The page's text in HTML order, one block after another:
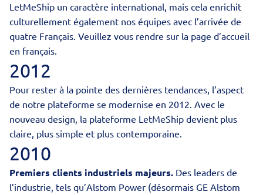
LetMeShip un caractère international, mais cela enrichit
culturellement également nos équipes avec l’arrivée de
quatre Français. Veuillez vous rendre sur la page d’accueil
en français.
2012
Pour rester à la pointe des dernières tendances, l’aspect
de notre plateforme se modernise en 2012. Avec le
nouveau design, la plateforme LetMeShip devient plus
claire, plus simple et plus contemporaine.
2010
Premiers clients industriels majeurs. Des leaders de
l’industrie, tels qu’Alstom Power (désormais GE Alstom